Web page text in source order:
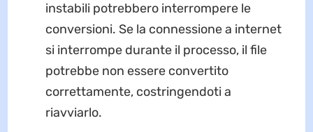
instabili potrebbero interrompere le
conversioni. Se la connessione a internet
si interrompe durante il processo, il file
potrebbe non essere convertito
correttamente, costringendoti a
riavviarlo.